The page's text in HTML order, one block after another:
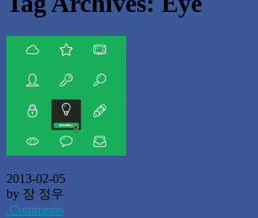
2013-02-05
by 장 정우
Comments